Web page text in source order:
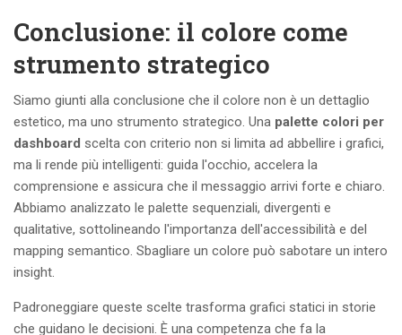
Conclusione: il colore come
strumento strategico
Siamo giunti alla conclusione che il colore non è un dettaglio
estetico, ma uno strumento strategico. Una palette colori per
dashboard scelta con criterio non si limita ad abbellire i grafici,
ma li rende più intelligenti: guida l'occhio, accelera la
comprensione e assicura che il messaggio arrivi forte e chiaro.
Abbiamo analizzato le palette sequenziali, divergenti e
qualitative, sottolineando l'importanza dell'accessibilità e del
mapping semantico. Sbagliare un colore può sabotare un intero
insight.
Padroneggiare queste scelte trasforma grafici statici in storie
che guidano le decisioni. È una competenza che fa la